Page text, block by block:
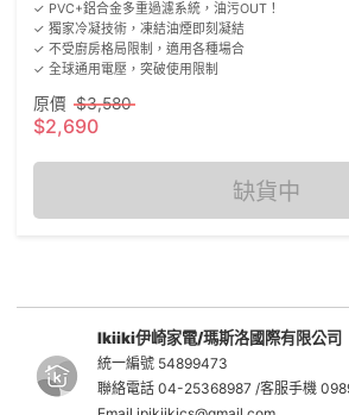
✓ PVC+鋁合金多重過濾系統，油污OUT！
✓ 獨家冷凝技術，凍結油煙即刻凝結
✓ 不受廚房格局限制，適用各種場合
✓ 全球通用電壓，突破使用限制
原價 $3,580
$2,690
缺貨中
Ikiiki伊崎家電/瑪斯洛國際有限公司
統一編號 54899473
聯絡電話 04-25368987 /客服手機